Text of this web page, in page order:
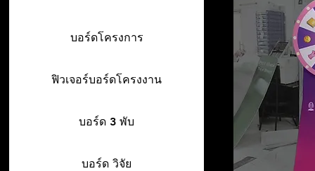
บอร์ดโครงการ
ฟิวเจอร์บอร์ดโครงงาน
บอร์ด 3 พับ
บอร์ด วิจัย